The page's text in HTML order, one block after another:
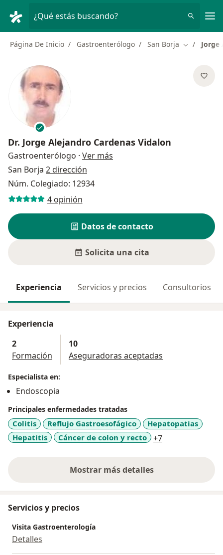
¿Qué estás buscando?
Página De Inicio Gastroenterólogo San Borja CambiarJorge
Dr. Jorge Alejandro Cardenas Vidalon
Gastroenterólogo · Ver más
San Borja 2 dirección
Núm. Colegiado: 12934
4 opinión
Datos de contacto
Solicita una cita
Experiencia Servicios y precios Consultorios
Experiencia
2
Formación
10
Aseguradoras aceptadas
Especialista en:
Endoscopia
Principales enfermedades tratadas
Colitis Reflujo Gastroesofágico
Hepatopatias
Hepatitis
Cáncer de colon y recto +7
Mostrar más detalles
sobre la experiencia
Servicios y precios
Visita Gastroenterología
Detalles